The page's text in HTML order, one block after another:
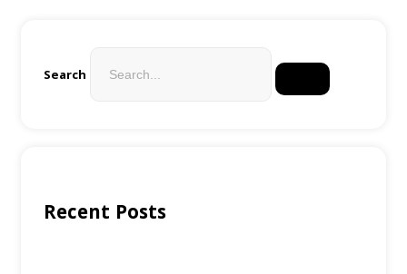
Search
Recent Posts